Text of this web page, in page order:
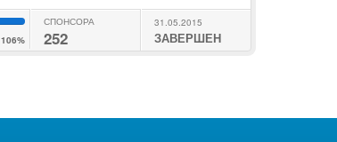
106%
СПОНСОРА
252
31.05.2015
ЗАВЕРШЕН